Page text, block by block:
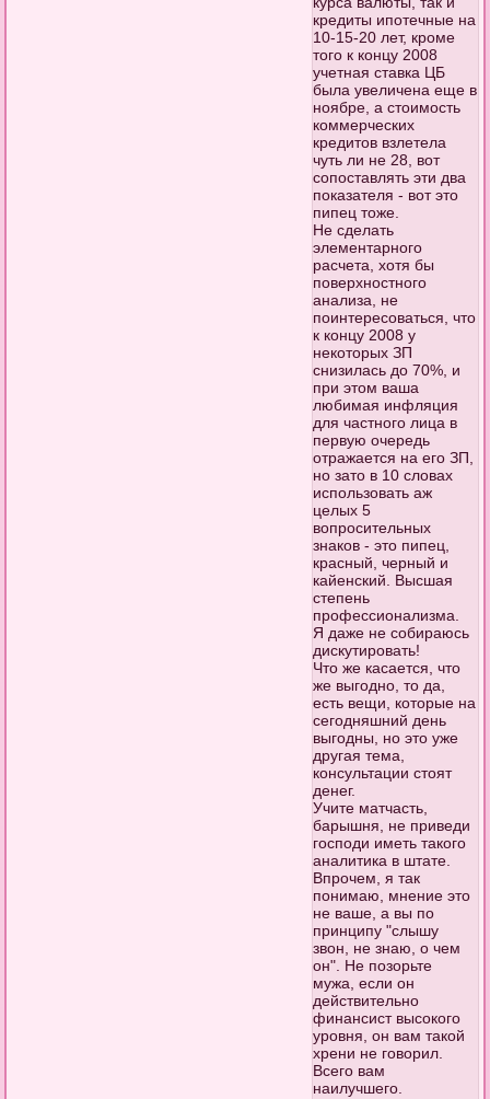
кредиты ипотечные на
10-15-20 лет, кроме
того к концу 2008
учетная ставка ЦБ
была увеличена еще в
ноябре, а стоимость
коммерческих
кредитов взлетела
чуть ли не 28, вот
сопоставлять эти два
показателя - вот это
пипец тоже.
Не сделать
элементарного
расчета, хотя бы
поверхностного
анализа, не
поинтересоваться, что
к концу 2008 у
некоторых ЗП
снизилась до 70%, и
при этом ваша
любимая инфляция
для частного лица в
первую очередь
отражается на его ЗП,
но зато в 10 словах
использовать аж
целых 5
вопросительных
знаков - это пипец,
красный, черный и
кайенский. Высшая
степень
профессионализма.
Я даже не собираюсь
дискутировать!
Что же касается, что
же выгодно, то да,
есть вещи, которые на
сегодняшний день
выгодны, но это уже
другая тема,
консультации стоят
денег.
Учите матчасть,
барышня, не приведи
господи иметь такого
аналитика в штате.
Впрочем, я так
понимаю, мнение это
не ваше, а вы по
принципу "слышу
звон, не знаю, о чем
он". Не позорьте
мужа, если он
действительно
финансист высокого
уровня, он вам такой
хрени не говорил.
Всего вам
наилучшего.